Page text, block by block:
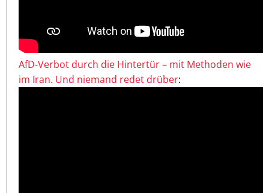
AfD-Verbot durch die Hintertür – mit Methoden wie
im Iran. Und niemand redet drüber: